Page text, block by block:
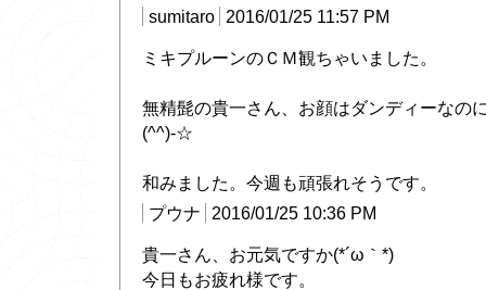
sumitaro 2016/01/25 11:57 PM
ミキプルーンのＣＭ観ちゃいました。
無精髭の貴一さん、お顔はダンディーなの
(^^)-☆
和みました。今週も頑張れそうです。
プウナ
2016/01/25 10:36 PM
貴一さん、お元気ですか(*´ω｀*)
今日もお疲れ様です。